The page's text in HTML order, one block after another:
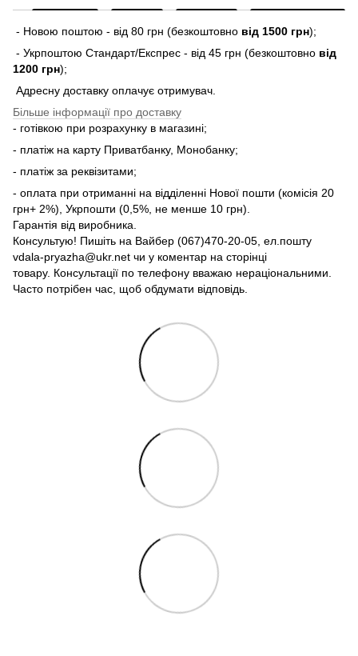
- Новою поштою - від 80 грн (безкоштовно від 1500 грн);
- Укрпоштою Стандарт/Експрес - від 45 грн (безкоштовно від
1200 грн);
Адресну доставку оплачує отримувач.
Більше інформації про доставку
- готівкою при розрахунку в магазині;
- платіж на карту Приватбанку, Монобанку;
- платіж за реквізитами;
- оплата при отриманні на відділенні Нової пошти (комісія 20
грн+ 2%), Укрпошти (0,5%, не менше 10 грн).
Гарантія від виробника.
Консультую! Пишіть на Вайбер (067)470-20-05, ел.пошту
vdala-pryazha@ukr.net чи у коментар на сторінці
товару. Консультації по телефону вважаю нераціональними.
Часто потрібен час, щоб обдумати відповідь.